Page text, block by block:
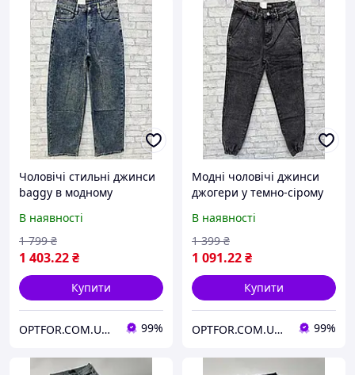
Чоловічі стильні джинси
baggy в модному
В наявності
1 403.22₴
1 799 ₴
Купити
OPTFOR.COM.UA - Будь першим разом з нами! 99%
Модні чоловічі джинси
джогери у темно-сірому
В наявності
1 091.22₴
1 399 ₴
Купити
OPTFOR.COM.UA - Будь першим разом з нами! 99%